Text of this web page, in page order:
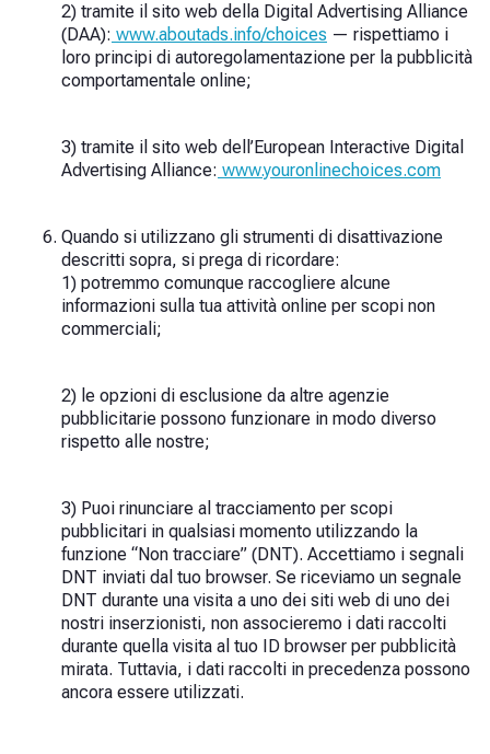
2) tramite il sito web della Digital Advertising Alliance
(DAA): www.aboutads.info/choices — rispettiamo i
loro principi di autoregolamentazione per la pubblicità
comportamentale online;
3) tramite il sito web dell’European Interactive Digital
Advertising Alliance: www.youronlinechoices.com
Quando si utilizzano gli strumenti di disattivazione
descritti sopra, si prega di ricordare:
1) potremmo comunque raccogliere alcune
informazioni sulla tua attività online per scopi non
commerciali;
2) le opzioni di esclusione da altre agenzie
pubblicitarie possono funzionare in modo diverso
rispetto alle nostre;
3) Puoi rinunciare al tracciamento per scopi
pubblicitari in qualsiasi momento utilizzando la
funzione “Non tracciare” (DNT). Accettiamo i segnali
DNT inviati dal tuo browser. Se riceviamo un segnale
DNT durante una visita a uno dei siti web di uno dei
nostri inserzionisti, non associeremo i dati raccolti
durante quella visita al tuo ID browser per pubblicità
mirata. Tuttavia, i dati raccolti in precedenza possono
ancora essere utilizzati.